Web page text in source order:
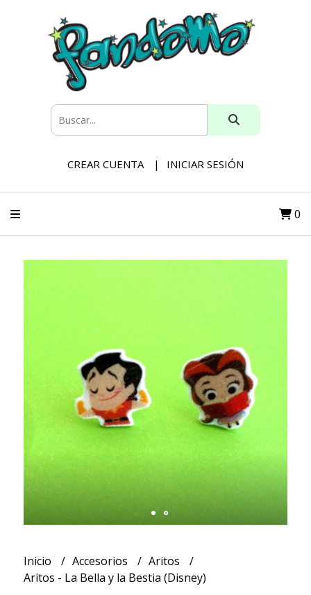
CREAR CUENTA INICIAR SESIÓN
0
Inicio Accesorios
Aritos
Aritos - La Bella y la Bestia (Disney)